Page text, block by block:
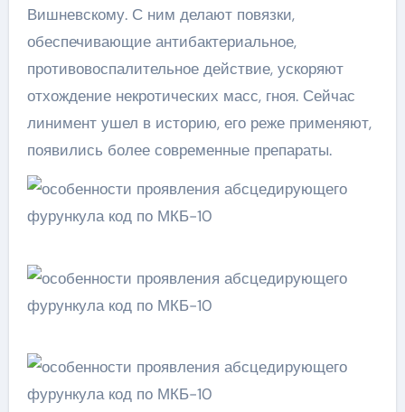
Вишневскому. С ним делают повязки,
обеспечивающие антибактериальное,
противовоспалительное действие, ускоряют
отхождение некротических масс, гноя. Сейчас
линимент ушел в историю, его реже применяют,
появились более современные препараты.